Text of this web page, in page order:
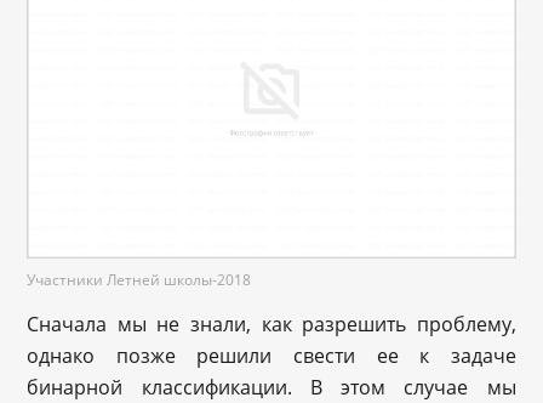
Участники Летней школы-2018
Сначала мы не знали, как разрешить проблему,
однако позже решили свести ее к задаче
бинарной классификации. В этом случае мы